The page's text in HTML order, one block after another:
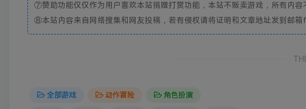
⑦赞助功能仅仅作为用户喜欢本站捐赠打赏功能，本站不贩卖游戏，所有内容
⑧本站内容来自网络搜集和网友投稿，若有侵权请将证明和文章地址发到邮箱
全部游戏 动作冒险 角色扮演